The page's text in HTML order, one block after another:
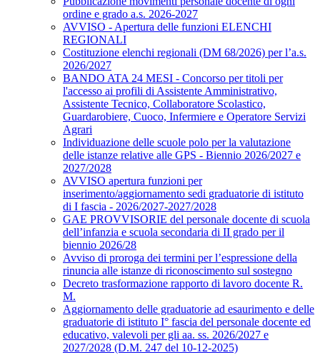
ordine e grado a.s. 2026-2027
AVVISO - Apertura delle funzioni ELENCHI
REGIONALI
Costituzione elenchi regionali (DM 68/2026) per l’a.s.
2026/2027
BANDO ATA 24 MESI - Concorso per titoli per
l'accesso ai profili di Assistente Amministrativo,
Assistente Tecnico, Collaboratore Scolastico,
Guardarobiere, Cuoco, Infermiere e Operatore Servizi
Agrari
Individuazione delle scuole polo per la valutazione
delle istanze relative alle GPS - Biennio 2026/2027 e
2027/2028
AVVISO apertura funzioni per
inserimento/aggiornamento sedi graduatorie di istituto
di I fascia - 2026/2027-2027/2028
GAE PROVVISORIE del personale docente di scuola
dell’infanzia e scuola secondaria di II grado per il
biennio 2026/28
Avviso di proroga dei termini per l’espressione della
rinuncia alle istanze di riconoscimento sul sostegno
Decreto trasformazione rapporto di lavoro docente R.
M.
Aggiornamento delle graduatorie ad esaurimento e delle
graduatorie di istituto I° fascia del personale docente ed
educativo, valevoli per gli aa. ss. 2026/2027 e
2027/2028 (D.M. 247 del 10-12-2025)